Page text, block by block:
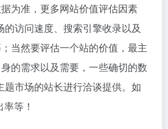
为准，更多网站价值评估因素
访问速度、搜索引擎收录以及
当然要评估一个站的价值，最主
的需求以及需要，一些确切的数
市场的站长进行洽谈提供。如
等！